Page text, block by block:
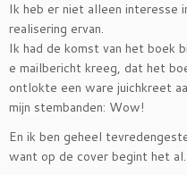
Ik heb er niet alleen interesse
realisering ervan.
Ik had de komst van het boek
e mailbericht kreeg, dat het
ontlokte een ware juichkreet
mijn stembanden: Wow!
En ik ben geheel
want op de cover begint het al.